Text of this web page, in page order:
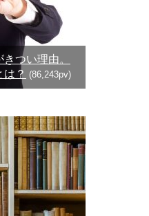
つい理由。
？
(86,243pv)